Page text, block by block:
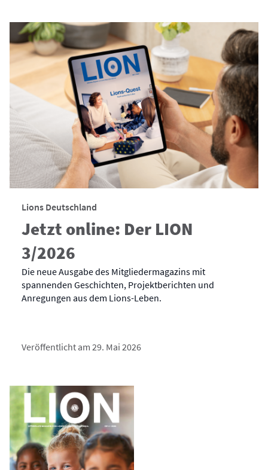
Lions Deutschland
Jetzt online: Der LION
3/2026
Die neue Ausgabe des Mitgliedermagazins mit
spannenden Geschichten, Projektberichten und
Anregungen aus dem Lions-Leben.
Veröffentlicht am 29. Mai 2026